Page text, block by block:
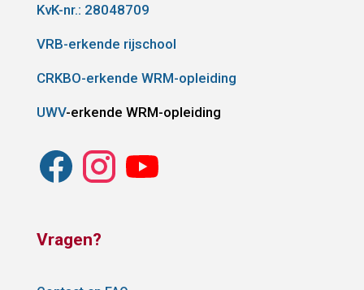
KvK-nr.: 28048709
VRB-erkende rijschool
CRKBO-erkende WRM-opleiding
UWV-erkende WRM-opleiding
Vragen?